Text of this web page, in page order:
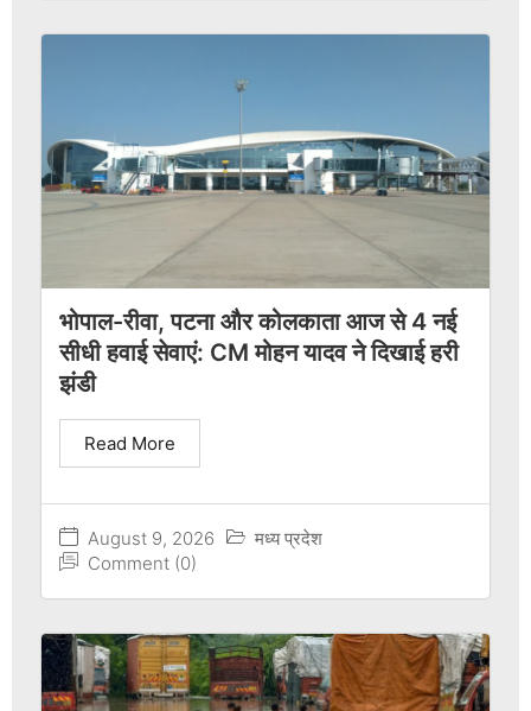
भोपाल-रीवा, पटना और कोलकाता आज से 4 नई
सीधी हवाई सेवाएं: CM मोहन यादव ने दिखाई हरी
झंडी
August 9, 2026
मध्य प्रदेश
Comment (0)
Read More